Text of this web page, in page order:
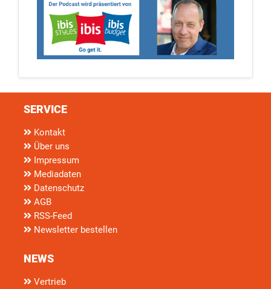
SERVICE
Kontakt
Über uns
Impressum
Mediadaten
Datenschutz
AGB
RSS-Feed
Newsletter bestellen
NEWS
Vertrieb